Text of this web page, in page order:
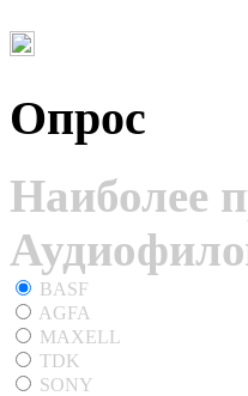
Опрос
Наиболее
BASF
AGFA
MAXELL
TDK
SONY